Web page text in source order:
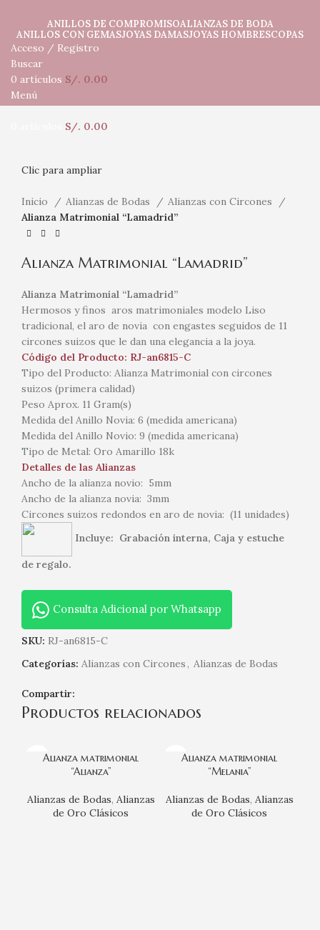
ANILLOS DE COMPROMISOALIANZAS DE BODA
ANILLOS CON GEMASJOYAS DAMASJOYAS HOMBRESCOPAS
Acceso / Registro
Buscar
0 artículos S/. 0.00
Menú
S/. 0.00
Clic para ampliar
Inicio Alianzas de Bodas
Alianzas con Circones
Alianza Matrimonial “Lamadrid”
Alianza Matrimonial “Lamadrid”
Alianza Matrimonial “Lamadrid”
Hermosos y finos aros matrimoniales modelo Liso
tradicional, el aro de novia con engastes seguidos de 11
circones suizos que le dan una elegancia a la joya.
Código del Producto: RJ-an6815-C
Tipo del Producto: Alianza Matrimonial con circones
suizos (primera calidad)
Peso Aprox. 11 Gram(s)
Medida del Anillo Novia: 6 (medida americana)
Medida del Anillo Novio: 9 (medida americana)
Tipo de Metal: Oro Amarillo 18k
Detalles de las Alianzas
Ancho de la alianza novio: 5mm
Ancho de la alianza novia: 3mm
Circones suizos redondos en aro de novia: (11 unidades)
Incluye: Grabación interna, Caja y estuche
de regalo.
Consulta Adicional por Whatsapp
SKU: RJ-an6815-C
Categorías: Alianzas con Circones, Alianzas de Bodas
Compartir:
Productos relacionados
Alianza matrimonial
“Alianza”
Alianzas de Bodas, Alianzas
de Oro Clásicos
Alianza matrimonial
“Melania”
Alianzas de Bodas, Alianzas
de Oro Clásicos